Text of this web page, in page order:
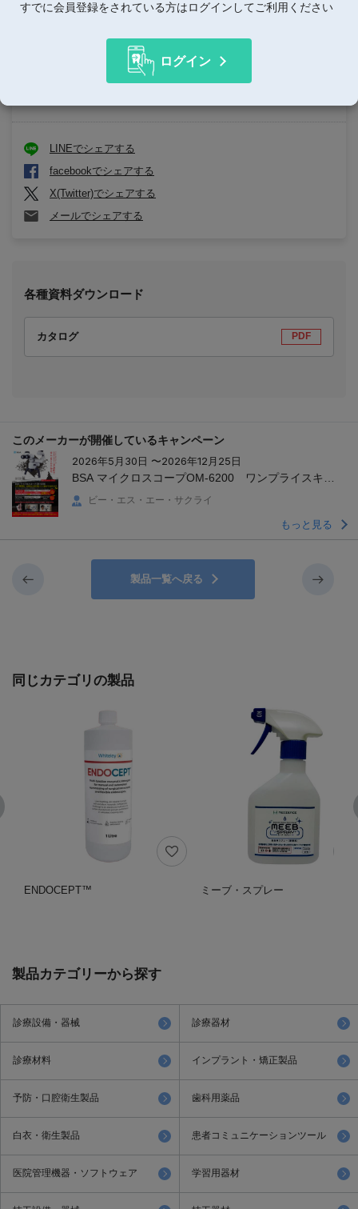
レビューを書く
LINEでシェアする
facebookでシェアする
X(Twitter)でシェアする
メールでシェアする
各種資料ダウンロード
カタログ PDF
このメーカーが開催しているキャンペーン
2026年5月30日 〜2026年12月25日
BSA マイクロスコープOM-6200 ワンプライスキャ
ンペーン
ビー・エス・エー・サクライ
もっと見る
製品一覧へ戻る
同じカテゴリの製品
ENDOCEPT™ ミーブ・スプレー
製品カテゴリーから探す
診療設備・器械 診療器材
診療材料 インプラント・矯正製品
予防・口腔衛生製品 歯科用薬品
白衣・衛生製品 患者コミュニケーションツール
医院管理機器・ソフトウェア 学習用器材
すでに会員登録をされている方はログインしてご利用ください
ログイン